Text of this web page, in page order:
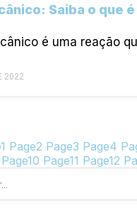
Saiba o que
é uma reação
2022
1 Page2 Page3 Page4
Page10 Page11 Page12